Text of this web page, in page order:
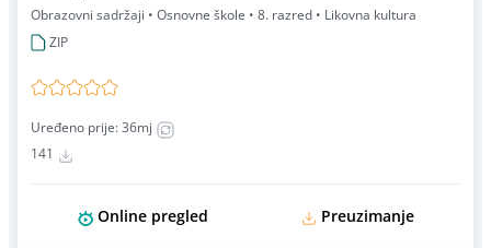
Obrazovni sadržaji • Osnovne škole • 8. razred • Likovna kultura
ZIP
Uređeno prije: 36mj
141
Online pregled Preuzimanje